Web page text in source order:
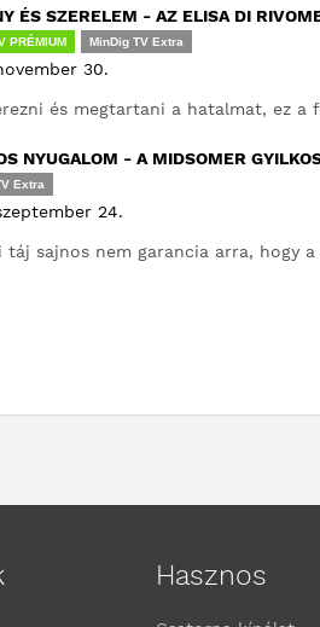
ÉS SZERELEM - AZ ELISA DI
PRÉMIUM MinDig TV Extra
30.
és megtartani a hatalmat, ez a
NYUGALOM - A MIDSOMER
Extra
24.
táj sajnos nem garancia arra, hogy
Hasznos